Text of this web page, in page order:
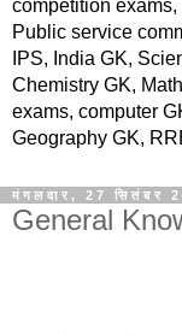
competition
Public service
IPS, India GK,
Chemistry GK,
exams, computer
Geography GK,
मंगलवार, 27 सितंबर
General